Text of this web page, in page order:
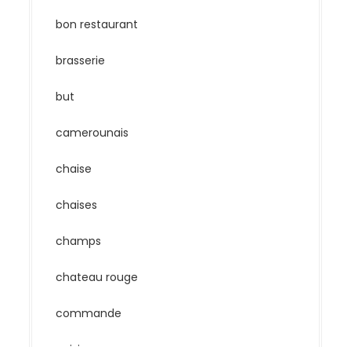
bon restaurant
brasserie
but
camerounais
chaise
chaises
champs
chateau rouge
commande